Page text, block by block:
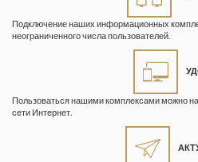
Подключение наших информационных
неограниченного числа пользователей.
Пользоваться нашими комплексами можно
сети Интернет.